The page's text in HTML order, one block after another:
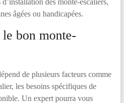
des monte-escaliers,
âgées ou handicapées.
bon monte-
de plusieurs facteurs comme
les besoins spécifiques de
Un expert pourra vous